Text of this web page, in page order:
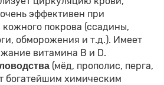
эффективен при
покрова (ссадины,
обморожения и т.д.). Имеет
витамина В и D.
(мёд, прополис, перга,
богатейшим химическим